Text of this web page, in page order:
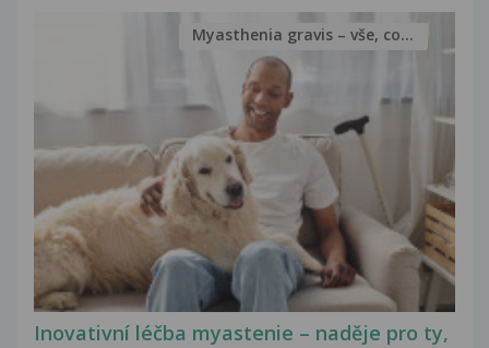
Inovativní léčba myastenie – naděje pro ty,
Myasthenia gravis – vše, co...